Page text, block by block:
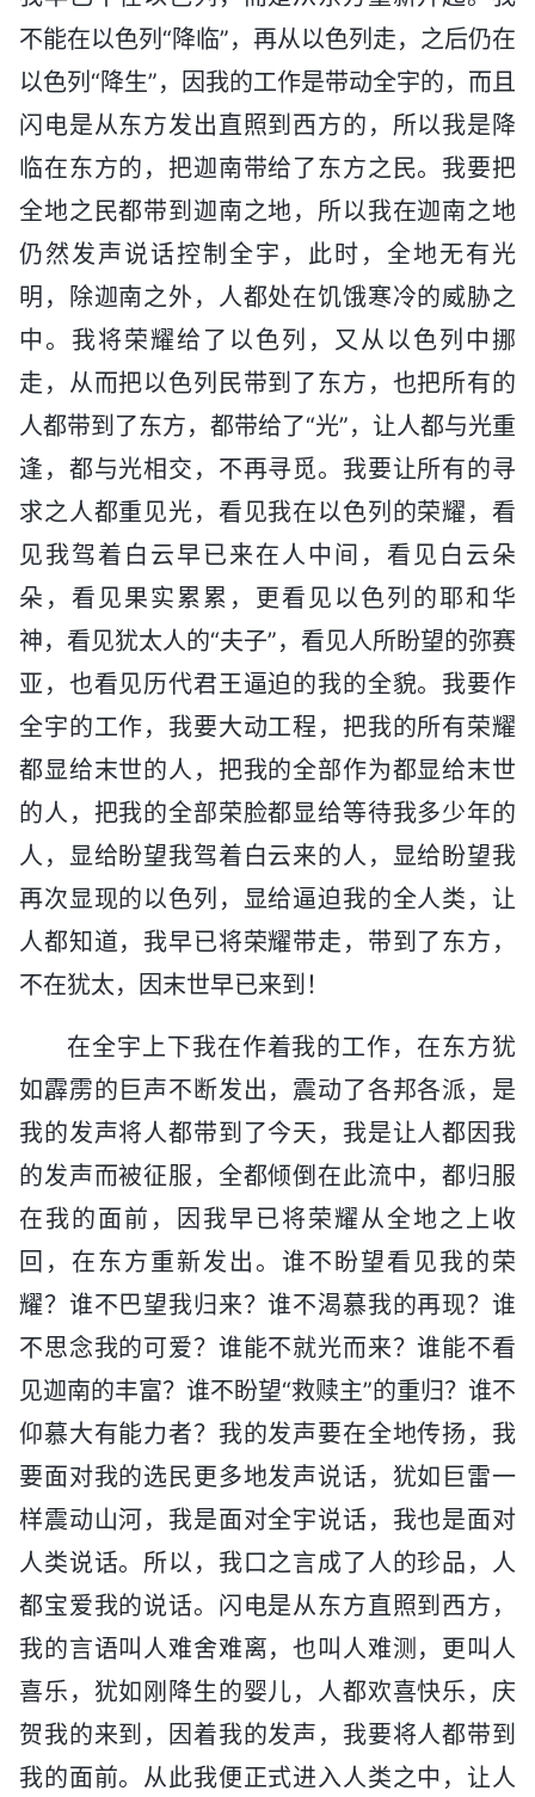
不能在以色列“降临”，再从以色列走，之后仍在
以色列“降生”，因我的工作是带动全宇的，而且
闪电是从东方发出直照到西方的，所以我是降
临在东方的，把迦南带给了东方之民。我要把
全地之民都带到迦南之地，所以我在迦南之地
仍然发声说话控制全宇，此时，全地无有光
明，除迦南之外，人都处在饥饿寒冷的威胁之
中。我将荣耀给了以色列，又从以色列中挪
走，从而把以色列民带到了东方，也把所有的
人都带到了东方，都带给了“光”，让人都与光重
逢，都与光相交，不再寻觅。我要让所有的寻
求之人都重见光，看见我在以色列的荣耀，看
见我驾着白云早已来在人中间，看见白云朵
朵，看见果实累累，更看见以色列的耶和华
神，看见犹太人的“夫子”，看见人所盼望的弥赛
亚，也看见历代君王逼迫的我的全貌。我要作
全宇的工作，我要大动工程，把我的所有荣耀
都显给末世的人，把我的全部作为都显给末世
的人，把我的全部荣脸都显给等待我多少年的
人，显给盼望我驾着白云来的人，显给盼望我
再次显现的以色列，显给逼迫我的全人类，让
人都知道，我早已将荣耀带走，带到了东方，
不在犹太，因末世早已来到！
在全宇上下我在作着我的工作，在东方犹
如霹雳的巨声不断发出，震动了各邦各派，是
我的发声将人都带到了今天，我是让人都因我
的发声而被征服，全都倾倒在此流中，都归服
在我的面前，因我早已将荣耀从全地之上收
回，在东方重新发出。谁不盼望看见我的荣
耀？谁不巴望我归来？谁不渴慕我的再现？谁
不思念我的可爱？谁能不就光而来？谁能不看
见迦南的丰富？谁不盼望“救赎主”的重归？谁不
仰慕大有能力者？我的发声要在全地传扬，我
要面对我的选民更多地发声说话，犹如巨雷一
样震动山河，我是面对全宇说话，我也是面对
人类说话。所以，我口之言成了人的珍品，人
都宝爱我的说话。闪电是从东方直照到西方，
我的言语叫人难舍难离，也叫人难测，更叫人
喜乐，犹如刚降生的婴儿，人都欢喜快乐，庆
贺我的来到，因着我的发声，我要将人都带到
我的面前。从此我便正式进入人类之中，让人